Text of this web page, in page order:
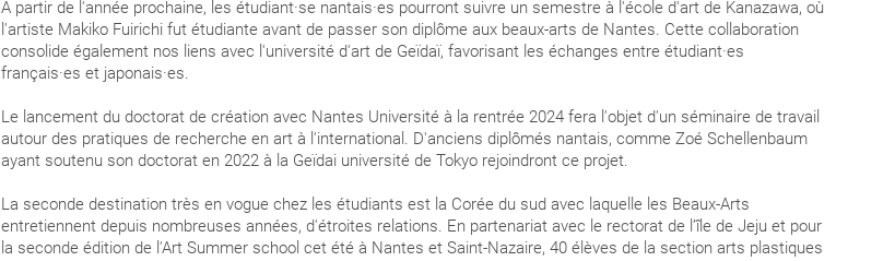
À partir de l'année prochaine, les étudiant·se nantais·es pourront suivre un semestre à l'école d'art de Kanazawa, où
l'artiste Makiko Fuirichi fut étudiante avant de passer son diplôme aux beaux-arts de Nantes. Cette collaboration
consolide également nos liens avec l'université d'art de Geïdaï, favorisant les échanges entre étudiant·es
français·es et japonais·es.
Le lancement du doctorat de création avec Nantes Université à la rentrée 2024 fera l'objet d'un séminaire de travail
autour des pratiques de recherche en art à l'international. D'anciens diplômés nantais, comme Zoé Schellenbaum
ayant soutenu son doctorat en 2022 à la Geïdai université de Tokyo rejoindront ce projet.
La seconde destination très en vogue chez les étudiants est la Corée du sud avec laquelle les Beaux-Arts
entretiennent depuis nombreuses années, d'étroites relations. En partenariat avec le rectorat de l’île de Jeju et pour
la seconde édition de l'Art Summer school cet été à Nantes et Saint-Nazaire, 40 élèves de la section arts plastiques